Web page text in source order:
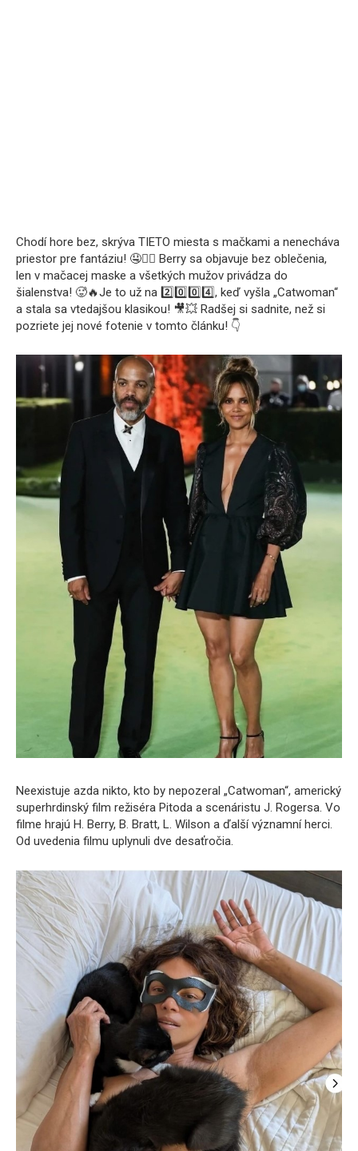
Chodí hore bez, skrýva TIETO miesta s mačkami a nenecháva
priestor pre fantáziu! 🤤❤️‍🔥 Berry sa objavuje bez oblečenia,
len v mačacej maske a všetkých mužov privádza do
šialenstva! 🥵🔥Je to už na 2️⃣0️⃣0️⃣4️⃣, keď vyšla „Catwoman“
a stala sa vtedajšou klasikou! 🎥💥 Radšej si sadnite, než si
pozriete jej nové fotenie v tomto článku! 👇
Neexistuje azda nikto, kto by nepozeral „Catwoman“, americký
superhrdinský film režiséra Pitoda a scenáristu J. Rogersa. Vo
filme hrajú H. Berry, B. Bratt, L. Wilson a ďalší významní herci.
Od uvedenia filmu uplynuli dve desaťročia.